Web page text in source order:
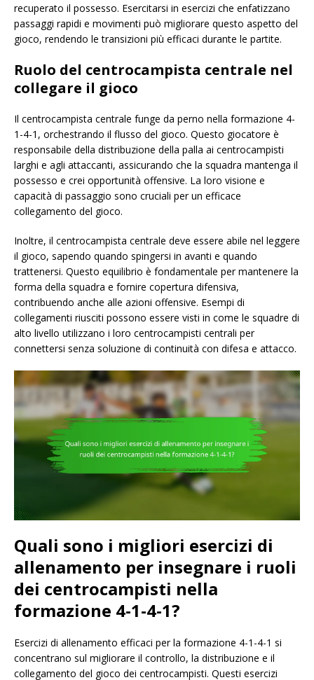
recuperato il possesso. Esercitarsi in esercizi che enfatizzano
passaggi rapidi e movimenti può migliorare questo aspetto del
gioco, rendendo le transizioni più efficaci durante le partite.
Ruolo del centrocampista centrale nel
collegare il gioco
Il centrocampista centrale funge da perno nella formazione 4-
1-4-1, orchestrando il flusso del gioco. Questo giocatore è
responsabile della distribuzione della palla ai centrocampisti
larghi e agli attaccanti, assicurando che la squadra mantenga il
possesso e crei opportunità offensive. La loro visione e
capacità di passaggio sono cruciali per un efficace
collegamento del gioco.
Inoltre, il centrocampista centrale deve essere abile nel leggere
il gioco, sapendo quando spingersi in avanti e quando
trattenersi. Questo equilibrio è fondamentale per mantenere la
forma della squadra e fornire copertura difensiva,
contribuendo anche alle azioni offensive. Esempi di
collegamenti riusciti possono essere visti in come le squadre di
alto livello utilizzano i loro centrocampisti centrali per
connettersi senza soluzione di continuità con difesa e attacco.
Quali sono i migliori esercizi di
allenamento per insegnare i ruoli
dei centrocampisti nella
formazione 4-1-4-1?
Esercizi di allenamento efficaci per la formazione 4-1-4-1 si
concentrano sul migliorare il controllo, la distribuzione e il
collegamento del gioco dei centrocampisti. Questi esercizi